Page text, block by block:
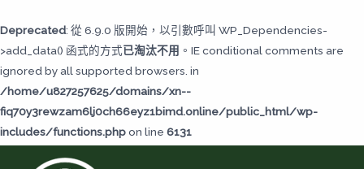
Deprecated: 從 6.9.0 版開始，以引數呼叫 WP_Dependencies-
>add_data() 函式的方式已淘汰不用 。IE conditional comments are
ignored by all supported browsers. in
/home/u827257625/domains/xn--
fiq70y3rewzam6lj0ch66eyz1bimd.online/public_html/wp-
includes/functions.phpon line 6131
至
主
要
內
容